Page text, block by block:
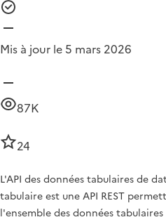
Mis à jour le 5 mars 2026
87K
24
L'API des données tabulaires de
tabulaire est une API REST
l'ensemble des données